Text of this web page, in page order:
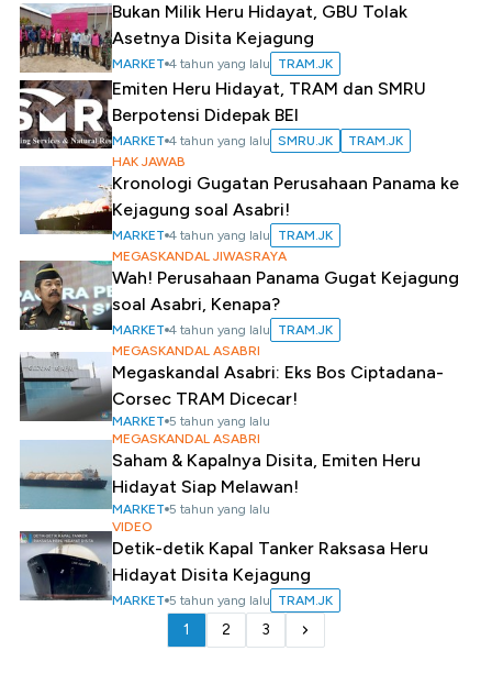
Bukan Milik Heru Hidayat, GBU Tolak
Asetnya Disita Kejagung
MARKET 4 tahun yang lalu TRAM.JK
Emiten Heru Hidayat, TRAM dan SMRU
Berpotensi Didepak BEI
MARKET 4 tahun yang lalu SMRU.JK
TRAM.JK
HAK JAWAB
Kronologi Gugatan Perusahaan Panama ke
Kejagung soal Asabri!
MARKET 4 tahun yang lalu
TRAM.JK
MEGASKANDAL JIWASRAYA
Wah! Perusahaan Panama Gugat Kejagung
soal Asabri, Kenapa?
MARKET 4 tahun yang lalu
TRAM.JK
MEGASKANDAL ASABRI
Megaskandal Asabri: Eks Bos Ciptadana-
Corsec TRAM Dicecar!
MARKET 5 tahun yang lalu
MEGASKANDAL ASABRI
Saham & Kapalnya Disita, Emiten Heru
Hidayat Siap Melawan!
MARKET 5 tahun yang lalu
VIDEO
Detik-detik Kapal Tanker Raksasa Heru
Hidayat Disita Kejagung
MARKET 5 tahun yang lalu TRAM.JK
1 2 3